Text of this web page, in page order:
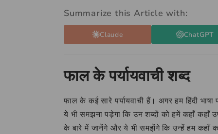
Summarize this Article with:
Claude ChatGPT
फाल के पर्यायवाची शब्द
फाल के कई सारे पर्यायवाची हैं। अगर हम हिंदी
ये भी समझना पड़ेगा कि उन शब्दों को हमें कहाँ कहाँ
के बारे में जानेंगे और ये भी समझेंगे कि उन्हें हम कहाँ